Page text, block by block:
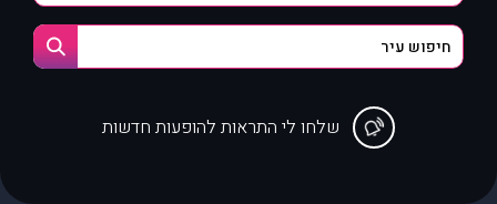
שלחו לי התראות להופעות חדשות